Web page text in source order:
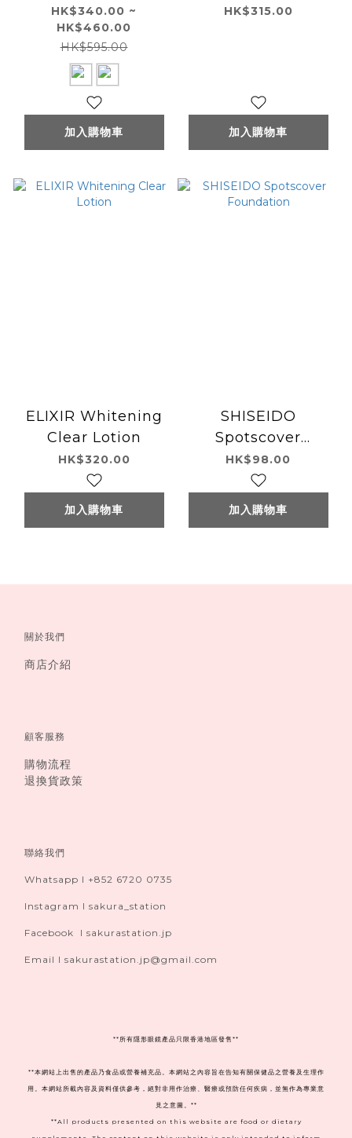
Cream
HK$340.00 ~
HK$460.00
HK$595.00
加入購物車
Ⅰ&Ⅱ（清爽型、滋潤
HK$315.00
加入購物車
ELIXIR Whitening
Clear Lotion
HK$320.00
加入購物車
SHISEIDO
Spotscover
Foundation
HK$98.00
加入購物車
關於我們
商店介紹
顧客服務
購物流程
退換貨政策
聯絡我們
Whatsapp I +852 6720 0735
Instagram I sakura_station
Facebook I sakurastation.jp
Email I sakurastation.jp@gmail.com
** 所有隱形眼鏡產品只限香港地區發售**
**本網站上出售的產品乃食品或營養補充品。本網站之內容旨在告知有關保健品之營養及生理作
用。本網站所載內容及資料僅供參考，絕對非用作治療、醫療或預防任何疾病，並無作為專業意
見之意圖。**
**All products presented on this website are food or dietary